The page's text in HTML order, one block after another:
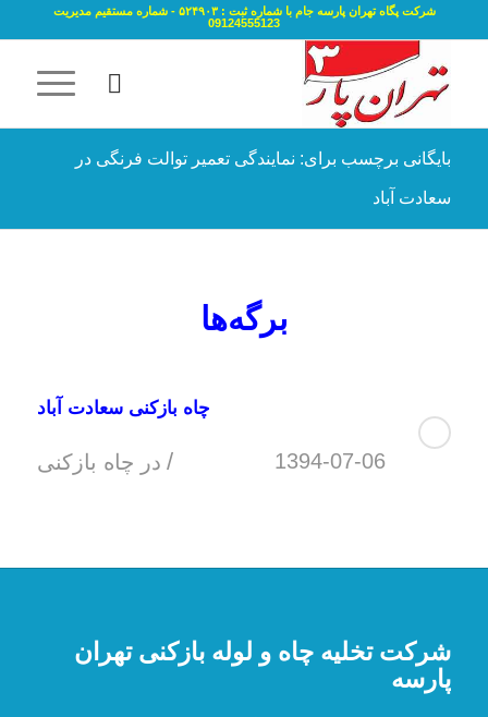
شرکت پگاه تهران پارسه جام با شماره ثبت : ۵۲۴۹۰۳ - شماره مستقیم مدیریت
09124555123
بایگانی برچسب برای: نمایندگی تعمیر توالت فرنگی در
سعادت آباد
برگه‌ها
چاه بازکنی سعادت آباد
1394-07-06
/ در چاه بازکنی
شرکت تخلیه چاه و لوله بازکنی تهران
پارسه